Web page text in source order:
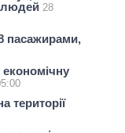
людей 28
пасажирами,
території